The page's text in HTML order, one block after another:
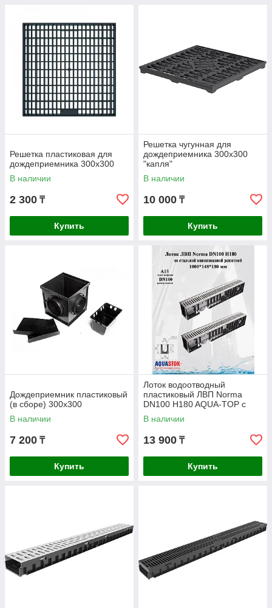
Решетка пластиковая для
дождеприемника 300х300
В наличии
2 300 ₸
Купить
Решетка чугунная для
дождеприемника 300х300
"капля"
В наличии
10 000 ₸
Купить
Дождеприемник пластиковый
(в сборе) 300х300
В наличии
7 200 ₸
Купить
Лоток водоотводный
пластиковый ЛВП Norma
DN100 H180 AQUA-TOP с
оцинкованной решеткой
В наличии
13 900 ₸
Купить